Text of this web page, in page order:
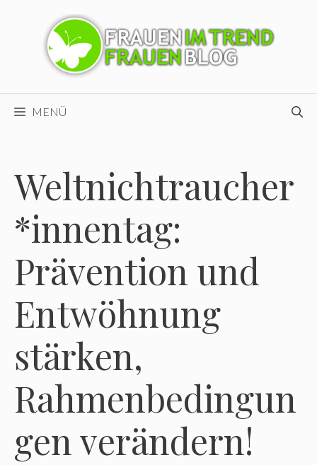
MENÜ
Weltnichtraucher
*innentag:
Prävention und
Entwöhnung
stärken,
Rahmenbedingun
gen verändern!